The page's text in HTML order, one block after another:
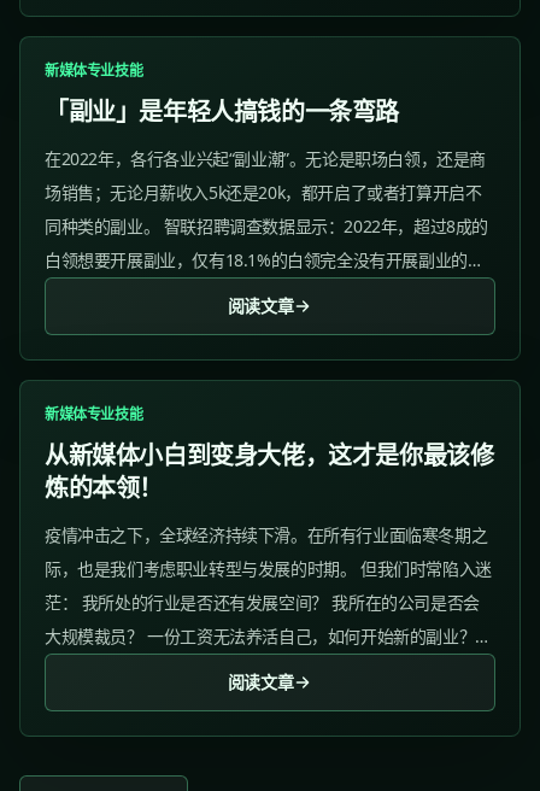
新媒体专业技能
「副业」是年轻人搞钱的一条弯路
在2022年，各行各业兴起“副业潮”。无论是职场白领，还是商
场销售；无论月薪收入5k还是20k，都开启了或者打算开启不
同种类的副业。 智联招聘调查数据显示：2022年，超过8成的
白领想要开展副业，仅有18.1%的白领完全没有开展副业的计
阅读文章
新媒体专业技能
从新媒体小白到变身大佬，这才是你最该修
炼的本领！
疫情冲击之下，全球经济持续下滑。在所有行业面临寒冬期之
际，也是我们考虑职业转型与发展的时期。 但我们时常陷入迷
茫： 我所处的行业是否还有发展空间？ 我所在的公司是否会
大规模裁员？ 一份工资无法养活自己，如何开始新的副业？
...... 你对目前的工作感到失望、厌倦的时刻，恰恰是你即将破
自我的时机。...
阅读文章